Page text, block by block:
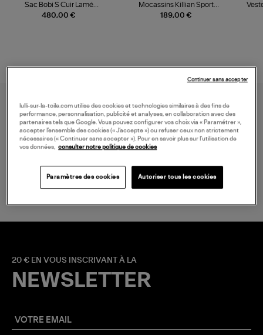
480,00 €
Sac Bobi S Cuir Lamé
Champagne
189,00 €
Mocassins Killian Sport
Mousse
LIVRAISON GRATUITE
à partir de 150 € d'achat*
20 € EN VOUS INSCRIVANT À LA
NEWSLETTER
lulli-sur-la-toile.com utilise des cookies et technologies similaires à des fins de
performance, personnalisation, publicité et analyses, en collaboration avec des
partenaires tels que Google. Vous pouvez configurer vos choix via « Paramétrer »,
accepter l’ensemble des cookies (« J’accepte ») ou refuser ceux non strictement
nécessaires (« Continuer sans accepter »). Pour en savoir plus sur l’utilisation de
vos données, consulter notre politique de cookies
Paramètres des cookies Autoriser tous les cookies
Continuer sans accepter